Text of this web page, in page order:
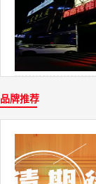
品牌推荐